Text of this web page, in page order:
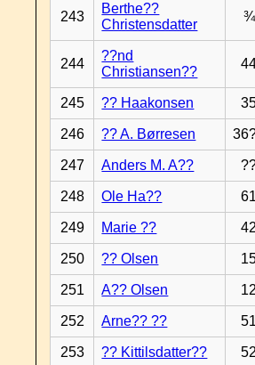
243
Berthe??
Christensdatter
¾
244
??nd
Christiansen??
245 ?? Haakonsen
246 ?? A. Børresen
247 Anders M. A??
248 Ole Ha?? 61
249 Marie ?? 42
250 ?? Olsen
251 A?? Olsen 12
252 Arne?? ?? 51
253 ?? Kittilsdatter?? 52